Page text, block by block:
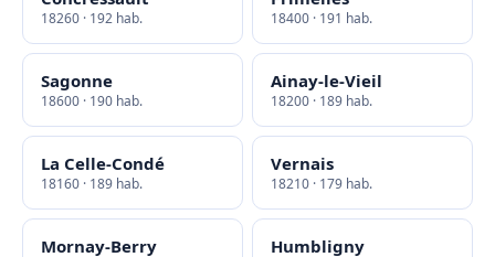
18260 · 192 hab. 18400 · 191 hab.
Sagonne
18600 · 190 hab.
Ainay-le-Vieil
18200 · 189 hab.
La Celle-Condé
18160 · 189 hab.
Vernais
18210 · 179 hab.
Mornay-Berry Humbligny